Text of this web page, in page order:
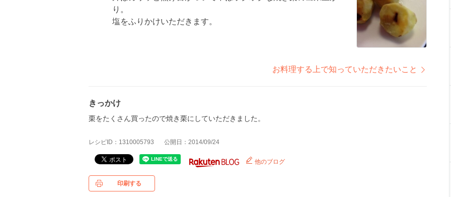
り。
塩をふりかけいただきます。
お料理する上で知っていただきたいこと
きっかけ
栗をたくさん買ったので焼き栗にしていただきました。
レシピID：1310005793 公開日：2014/09/24
他のブログ
印刷する